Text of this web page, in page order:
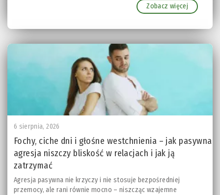
Zobacz więcej
6 sierpnia, 2026
Fochy, ciche dni i głośne westchnienia – jak pasywna
agresja niszczy bliskość w relacjach i jak ją
zatrzymać
Agresja pasywna nie krzyczy i nie stosuje bezpośredniej
przemocy, ale rani równie mocno – niszcząc wzajemne